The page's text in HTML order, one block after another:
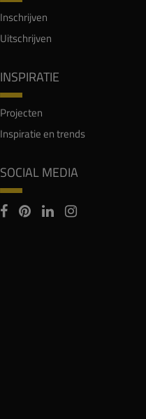
Inschrijven
Uitschrijven
INSPIRATIE
Projecten
Inspiratie en trends
SOCIAL MEDIA